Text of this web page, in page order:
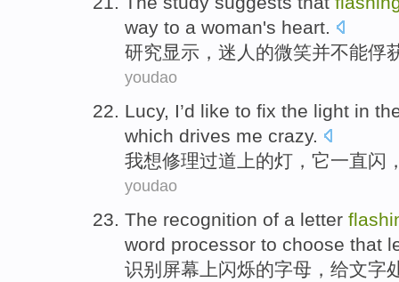
way to a woman's heart.
研究显示 ，迷人的微笑并不能俘
youdao
Lucy, I’d like to fix the light in
which drives me crazy.
我想修理过道上的灯 ， 它一直闪
youdao
The recognition of a letter
word processor to choose that
识别屏幕 上闪烁的字母 ，给文字